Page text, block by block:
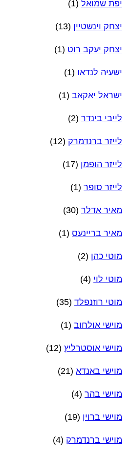
יפת שמואל (1)
יצחק וינשטיין (13)
יצחק יעקב רוט (1)
ישעיה לנדאו (1)
ישראל יאקאב (1)
לייבי בינדר (2)
לייזר ברנדמרק (12)
לייזר הופמן (17)
לייזר סופר (1)
מאיר אדלר (30)
מאיר בריינעס (1)
מוטי כהן (2)
מוטי לוי (4)
מוטי רוזנפלד (35)
מוישי אולחוב (1)
מוישי אוסטרליץ (12)
מוישי באנדא (21)
מוישי בהר (4)
מוישי ברוין (19)
מוישי ברנדמרק (4)